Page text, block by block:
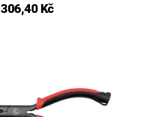
306,40 Kč